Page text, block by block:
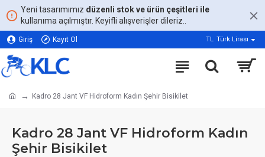
Yeni tasarımımız düzenli stok ve ürün çeşitleri ile
kullanıma açılmıştır. Keyifli alışverişler dileriz..
Giriş Kayıt Ol TL Türk Lirası
Kadro 28 Jant VF Hidroform Kadın Şehir Bisikilet
Kadro 28 Jant VF Hidroform Kadın
Şehir Bisikilet